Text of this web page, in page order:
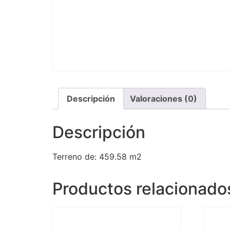
Descripción Valoraciones (0)
Descripción
Terreno de: 459.58 m2
Productos